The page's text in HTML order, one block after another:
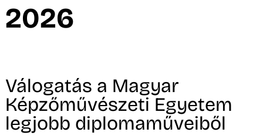
2026
Válogatás a Magyar
Képzőművészeti Egyetem
legjobb diplomaműveiből